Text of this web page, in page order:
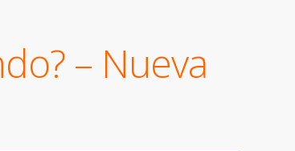
– Nueva